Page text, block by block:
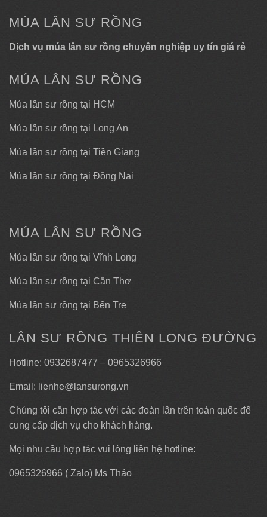
MÚA LÂN SƯ RỒNG
Dịch vụ múa lân sư rồng chuyên nghiệp uy tín giá rẻ
MÚA LÂN SƯ RỒNG
Múa lân sư rồng tại HCM
Múa lân sư rồng tại Long An
Múa lân sư rồng tại Tiền Giang
Múa lân sư rồng tại Đồng Nai
MÚA LÂN SƯ RỒNG
Múa lân sư rồng tại Vĩnh Long
Múa lân sư rồng tại Cần Thơ
Múa lân sư rồng tại Bến Tre
LÂN SƯ RỒNG THIÊN LONG ĐƯỜNG
Hotline: 0932687477 – 0965326966
Email: lienhe@lansurong.vn
Chúng tôi cần hợp tác với các đoàn lân trên toàn quốc để
cung cấp dịch vụ cho khách hàng.
Mọi nhu cầu hợp tác vui lòng liên hệ hotline:
0965326966 ( Zalo) Ms Thảo